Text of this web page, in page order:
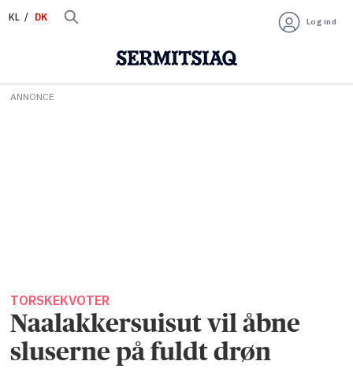
KL DK Log ind
ANNONCE
TORSKEKVOTER
Naalakkersuisut vil åbne
sluserne på fuldt drøn